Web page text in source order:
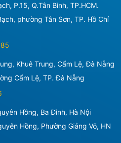
P.15, Q.Tân Bình, TP.HCM.
phường Tân Sơn, TP. Hồ Chí
Khuê Trung, Cẩm Lệ, Đà Nẵng
Cẩm Lệ, TP. Đà Nẵng
Hồng, Ba Đình, Hà Nội
Hồng, Phường Giảng Võ, HN